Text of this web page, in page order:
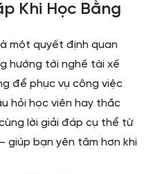
Khi Học Bằng
là một quyết định quan
hướng tới nghề tài xế
để phục vụ công việc
hỏi học viên hay thắc
lời giải đáp cụ thể từ
– giúp bạn yên tâm hơn khi